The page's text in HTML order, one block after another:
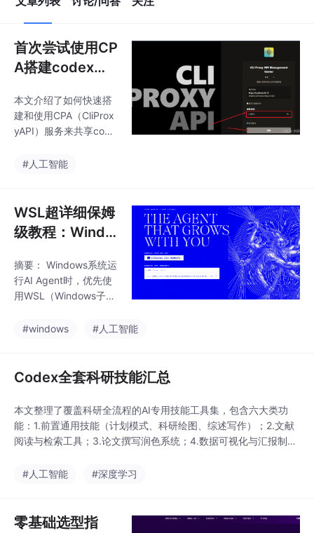
首次尝试使用CP
A搭建codex号
整理
本文介绍了如何快速搭
建和使用CPA（CliProx
yAPI）服务来共享code
下载并解压CPA程序、
钥）、启动服务并通过
浏览器管理界面导入.jso
n认证文件。最后以Che
何将本地CPA服务作为
OpenAI提供商接入，并
补充了ccswitch配置说
操作步骤和配图指引，
#人工智能
WSL超详细保姆
级教程：Windo
gent（含 pi、H
ermes agent 实
摘要： Windows系统运
行AI Agent时，优先使
用WSL（Windows子系
erShell，主要原因在
命令，WSL减少报错与
Token损耗，提升运行
效率。 贴近生产环境：
项目部署多在Linux服务
器，WSL确保开发与线
上环境一致。 安全隔
操作影响宿主机，故障
#windows #人工智能
Codex全套科研技能汇总
本文整理了覆盖科研全流程的AI专用技能工具集，包含六大类功
能：1.前置通用技能（计划模式、科研绘图、综述写作）；2.文献
阅读与检索工具；3.论文撰写润色系统；4.数据可视化与汇报制
列工具（图表生成、论文润色、审稿模拟）和学术PPT自动生成功
#人工智能 #深度学习
零基础选型指